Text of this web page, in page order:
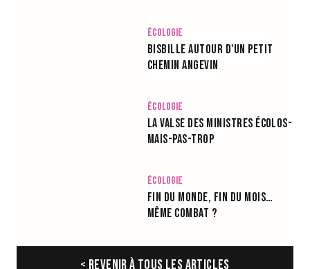
Écologie
Bisbille autour d'un petit
chemin angevin
Écologie
La valse des ministres écolos-
mais-pas-trop
Écologie
Fin du monde, fin du mois…
même combat ?
< Revenir à tous les articles